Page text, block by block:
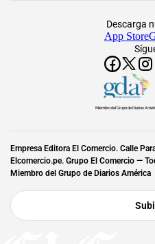
Descarga
App Store
Miembro del Grupo de Diarios
Empresa Editora El Comercio. Calle
Elcomercio.pe. Grupo El Comercio —
Miembro del Grupo de Diarios América